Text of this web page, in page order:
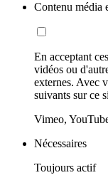
Contenu média
En acceptant
vidéos ou
externes. Avec
suivants sur ce
Vimeo,
Nécessaires
Toujours actif